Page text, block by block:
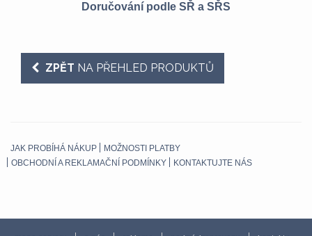
Doručování podle SŘ a SŘS
ZPĚT NA PŘEHLED PRODUKTŮ
JAK PROBÍHÁ NÁKUP
MOŽNOSTI PLATBY
OBCHODNÍ A REKLAMAČNÍ PODMÍNKY
KONTAKTUJTE NÁS